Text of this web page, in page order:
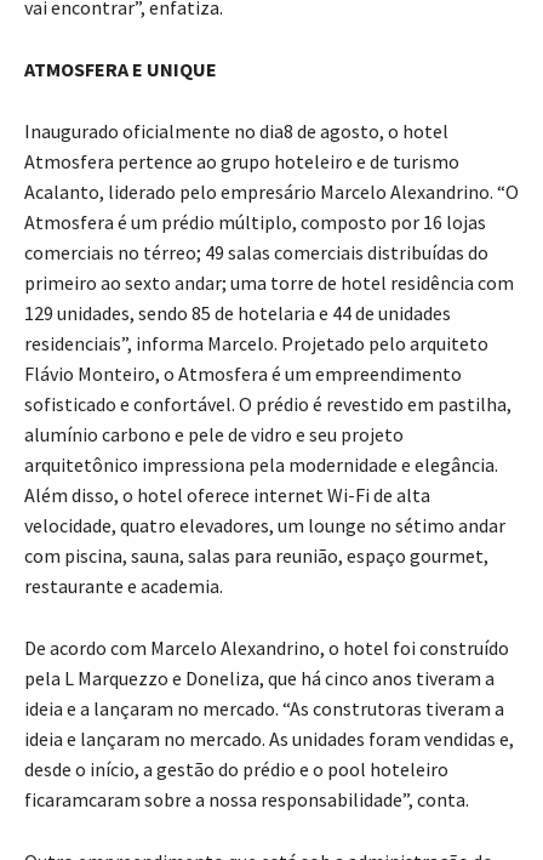
vai encontrar”, enfatiza.
ATMOSFERA E UNIQUE
Inaugurado oficialmente no dia8 de agosto, o hotel
Atmosfera pertence ao grupo hoteleiro e de turismo
Acalanto, liderado pelo empresário Marcelo Alexandrino. “O
Atmosfera é um prédio múltiplo, composto por 16 lojas
comerciais no térreo; 49 salas comerciais distribuídas do
primeiro ao sexto andar; uma torre de hotel residência com
129 unidades, sendo 85 de hotelaria e 44 de unidades
residenciais”, informa Marcelo. Projetado pelo arquiteto
Flávio Monteiro, o Atmosfera é um empreendimento
sofisticado e confortável. O prédio é revestido em pastilha,
alumínio carbono e pele de vidro e seu projeto
arquitetônico impressiona pela modernidade e elegância.
Além disso, o hotel oferece internet Wi-Fi de alta
velocidade, quatro elevadores, um lounge no sétimo andar
com piscina, sauna, salas para reunião, espaço gourmet,
restaurante e academia.
De acordo com Marcelo Alexandrino, o hotel foi construído
pela L Marquezzo e Doneliza, que há cinco anos tiveram a
ideia e a lançaram no mercado. “As construtoras tiveram a
ideia e lançaram no mercado. As unidades foram vendidas e,
desde o início, a gestão do prédio e o pool hoteleiro
ficaramcaram sobre a nossa responsabilidade”, conta.